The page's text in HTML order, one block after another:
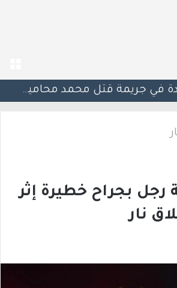
“من كل صورة أموال”.. اتهامات للشرطة بعد تشديد آلية كاميرات السرعة
رجل بجراح خطيرة إثر
نار